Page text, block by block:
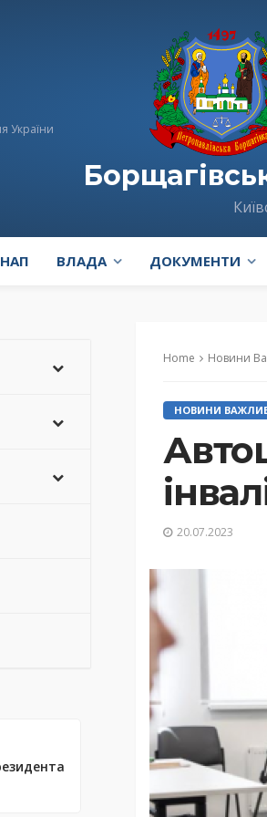
України
ВЛАДА ДОКУМЕНТИ
Home Новини
НОВИНИ
20.07.2023